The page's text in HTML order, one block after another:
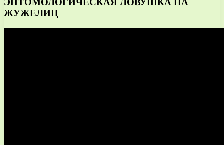
ЭНТОМОЛОГИЧЕСКАЯ ЛОВУШКА НА
ЖУЖЕЛИЦ